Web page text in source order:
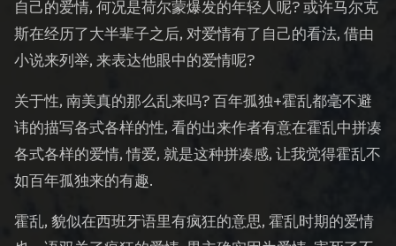
自己的爱情, 何况是荷尔蒙爆发的年轻人呢? 或许马尔克
斯在经历了大半辈子之后, 对爱情有了自己的看法, 借由
小说来列举, 来表达他眼中的爱情呢?
关于性, 南美真的那么乱来吗? 百年孤独+霍乱都毫不避
讳的描写各式各样的性, 看的出来作者有意在霍乱中拼凑
各式各样的爱情, 情爱, 就是这种拼凑感, 让我觉得霍乱不
如百年孤独来的有趣.
霍乱, 貌似在西班牙语里有疯狂的意思, 霍乱时期的爱情